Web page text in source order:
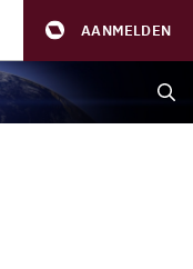
AANMELDEN